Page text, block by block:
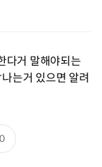
다거 말해야되는
는거 있으면 알려
0